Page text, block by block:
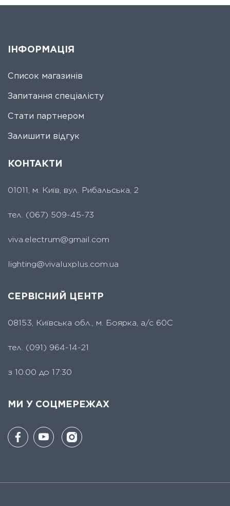
ІНФОРМАЦІЯ
Список магазинів
Запитання спеціалісту
Стати партнером
Залишити відгук
КОНТАКТИ
01011, м. Київ, вул. Рибальська, 2
тел. (067) 509-45-73
viva.electrum@gmail.com
lighting@vivaluxplus.com.ua
СЕРВІСНИЙ ЦЕНТР
08153, Київська обл., м. Боярка, а/с 60С
тел. (091) 964-14-21
з 10.00 до 17:30
МИ У СОЦМЕРЕЖАХ